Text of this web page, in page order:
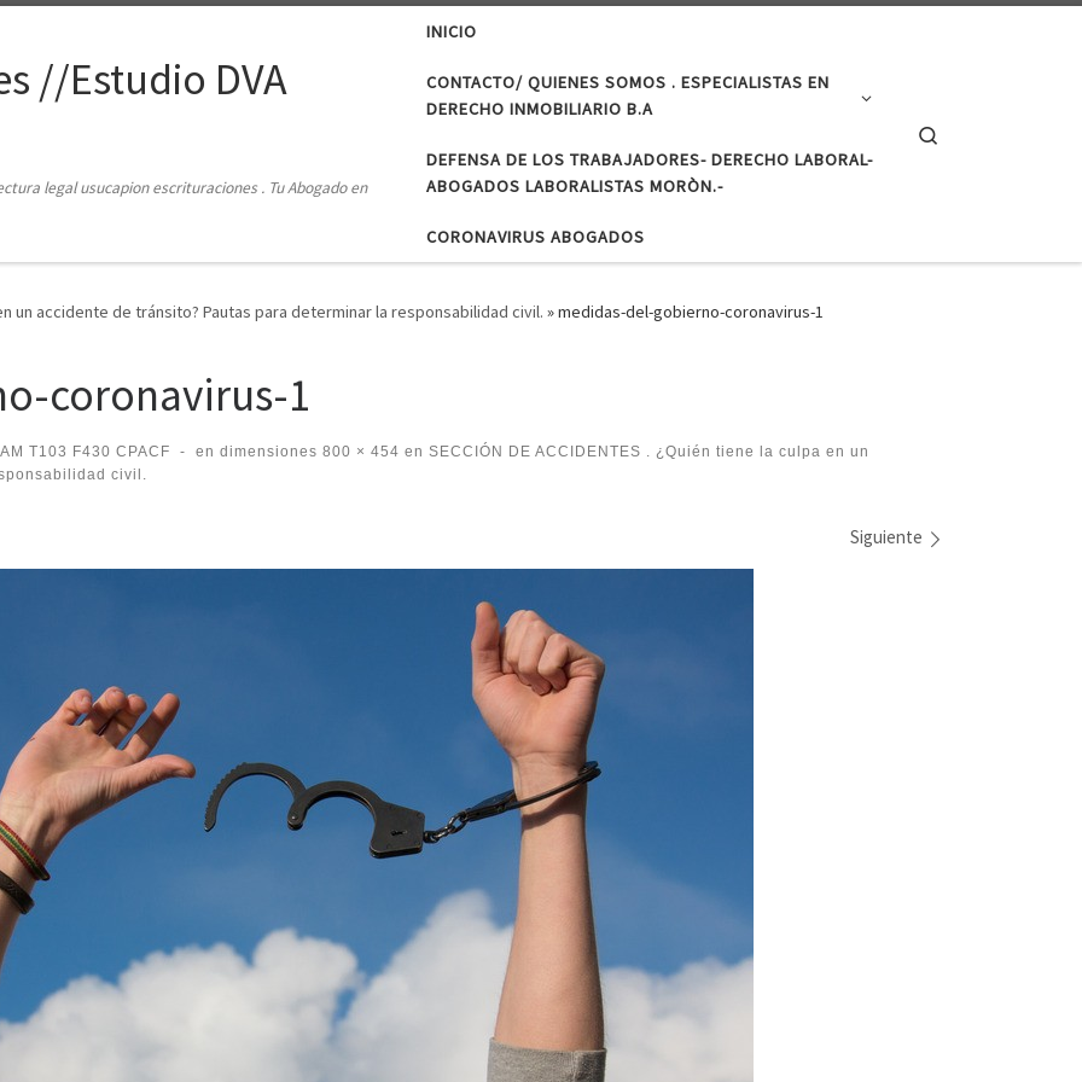
//Estudio DVA
legal usucapion escrituraciones . Tu Abogado en
INICIO
CONTACTO/ QUIENES SOMOS . ESPECIALISTAS EN
DERECHO INMOBILIARIO B.A
DEFENSA DE LOS TRABAJADORES- DERECHO LABORAL-
ABOGADOS LABORALISTAS MORÒN.-
CORONAVIRUS ABOGADOS
en un accidente de tránsito? Pautas para determinar la responsabilidad civil. »medidas-del-gobierno-coronavirus-1
coronavirus-1
T103 F430 CPACF - en dimensiones 800 × 454 en SECCIÓN DE ACCIDENTES . ¿Quién tiene la culpa en un
civil.
Siguiente